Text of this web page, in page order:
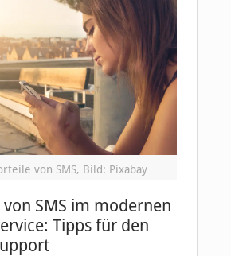
von SMS, Bild: Pixabay
von SMS im modernen
Tipps für den